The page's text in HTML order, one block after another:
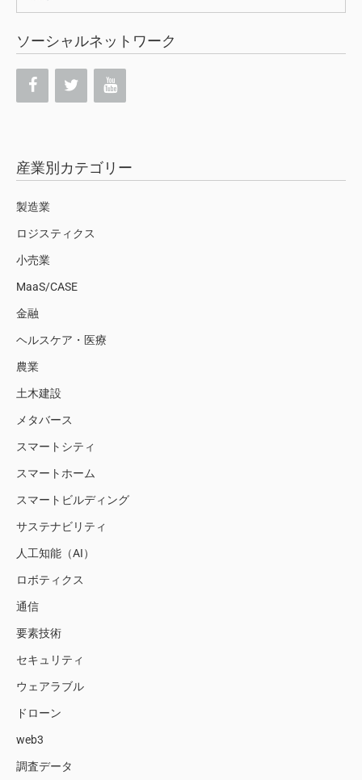
索:
ソーシャルネットワーク
産業別カテゴリー
製造業
ロジスティクス
小売業
MaaS/CASE
金融
ヘルスケア・医療
農業
土木建設
メタバース
スマートシティ
スマートホーム
スマートビルディング
サステナビリティ
人工知能（AI）
ロボティクス
通信
要素技術
セキュリティ
ウェアラブル
ドローン
web3
調査データ